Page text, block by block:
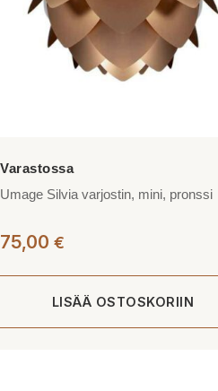
Umage Silvia varjostin, mini, pronssi
75,00 €
LISÄÄ OSTOSKORIIN